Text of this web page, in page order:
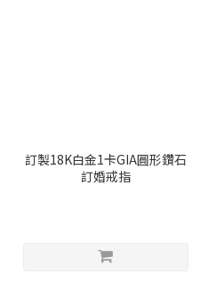
訂製18K白金1卡GIA圓形鑽石
訂婚戒指